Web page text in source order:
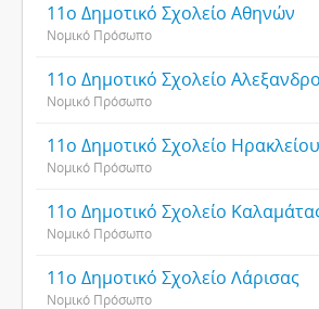
11ο Δημοτικό Σχολείο Αθηνών
Νομικό Πρόσωπο
11ο Δημοτικό Σχολείο
Νομικό Πρόσωπο
11ο Δημοτικό Σχολείο Ηρακλείου
Νομικό Πρόσωπο
11ο Δημοτικό Σχολείο
Νομικό Πρόσωπο
11ο Δημοτικό Σχολείο Λάρισας
Νομικό Πρόσωπο